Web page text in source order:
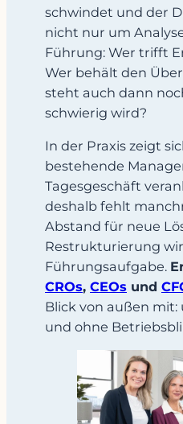
schwindet und der
nicht nur um
Führung: Wer trifft
Wer behält den
steht auch dann
schwierig wird?
In der Praxis zeigt
bestehende
Tagesgeschäft
deshalb fehlt
Abstand für neue
Restrukturierung
Führungsaufgabe.
CROs, CEOs und
Blick von außen
und ohne